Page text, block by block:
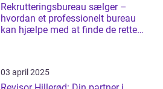
Rekrutteringsbureau sælger –
hvordan et professionelt bureau
kan hjælpe med at finde de rette
03 april 2025